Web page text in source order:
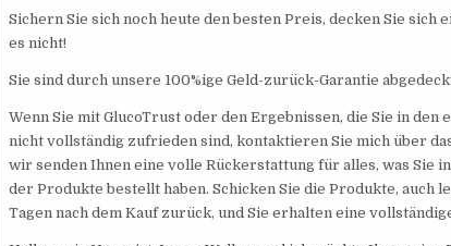
Sichern Sie sich noch heute den besten Preis, decken Sie sich
es nicht!
Sie sind durch unsere 100%ige Geld-zurück-Garantie
Wenn Sie mit GlucoTrust oder den Ergebnissen, die Sie in den
nicht vollständig zufrieden sind, kontaktieren Sie mich über
wir senden Ihnen eine volle Rückerstattung für alles, was Sie
der Produkte bestellt haben. Schicken Sie die Produkte, auch
Tagen nach dem Kauf zurück, und Sie erhalten eine